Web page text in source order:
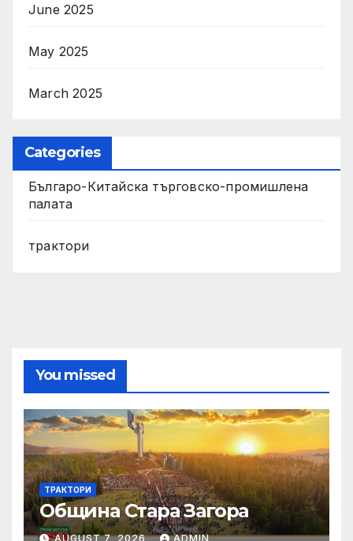
June 2025
May 2025
March 2025
Categories
Българо-Китайска търговско-промишлена
палата
трактори
You missed
ТРАКТОРИ
Община Стара Загора
AUGUST 7, 2026 ADMIN